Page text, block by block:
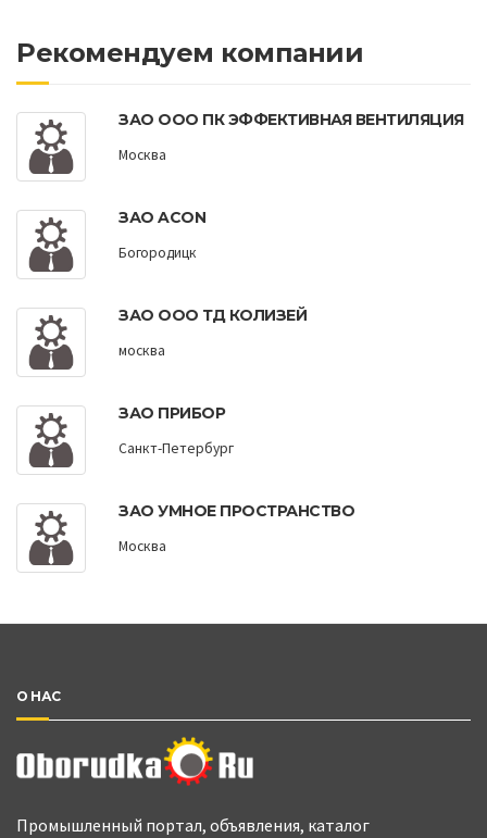
Рекомендуем компании
ЗАО OOO ПК ЭФФЕКТИВНАЯ ВЕНТИЛЯЦИЯ
Москва
ЗАО ACON
Богородицк
ЗАО ООО ТД КОЛИЗЕЙ
москва
ЗАО ПРИБОР
Санкт-Петербург
ЗАО УМНОЕ ПРОСТРАНСТВО
Москва
О НАС
Промышленный портал, объявления, каталог